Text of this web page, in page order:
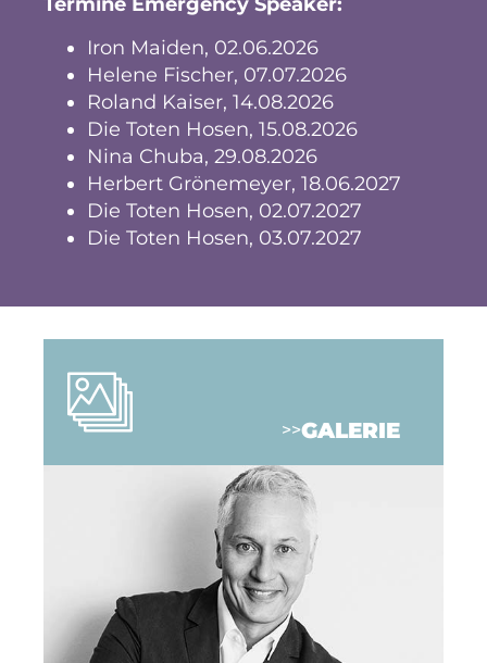
Iron Maiden, 02.06.2026
Helene Fischer, 07.07.2026
Roland Kaiser, 14.08.2026
Die Toten Hosen, 15.08.2026
Nina Chuba, 29.08.2026
Herbert Grönemeyer, 18.06.2027
Die Toten Hosen, 02.07.2027
Die Toten Hosen, 03.07.2027
GALERIE